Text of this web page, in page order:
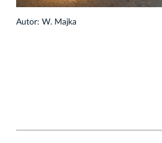
Autor: W. Majka